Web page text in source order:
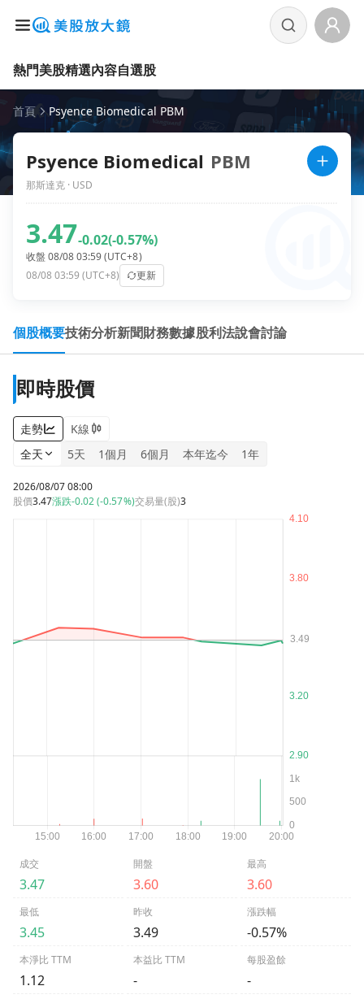
熱門美股精選內容自選股
首頁 Psyence Biomedical PBM
Psyence Biomedical PBM
那斯達克 · USD
3.47-0.02(-0.57%)
收盤 08/08 03:59 (UTC+8)
08/08 03:59 (UTC+8)
更新
個股概要技術分析新聞財務數據股利法說會討論
即時股價
走勢
K線
全天
5天 1個月 6個月 本年迄今 1年
2026/08/07 08:00
股價3.47漲跌-0.02 (-0.57%)交易量(股)3
成交
3.47
開盤
3.60
最高
3.60
最低
3.45
昨收
3.49
漲跌幅
-0.57%
本淨比 TTM
1.12
本益比 TTM
-
每股盈餘
-